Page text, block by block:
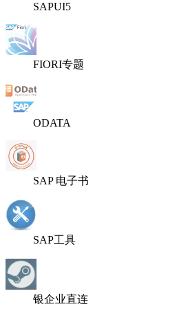
SAPUI5
FIORI专题
ODATA
SAP 电子书
SAP工具
银企业直连